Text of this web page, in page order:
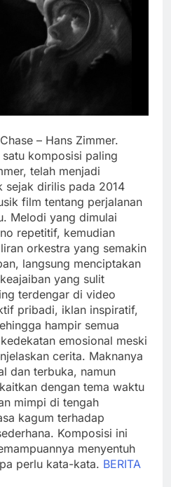
– Hans Zimmer.
komposisi paling
telah menjadi
sejak dirilis pada 2014
film tentang perjalanan
Melodi yang dimulai
repetitif, kemudian
orkestra yang semakin
langsung menciptakan
yang sulit
terdengar di video
pribadi, iklan inspiratif,
hampir semua
emosional meski
cerita. Maknanya
dan terbuka, namun
dengan tema waktu
mimpi di tengah
kagum terhadap
Komposisi ini
menyentuh
perlu kata-kata. BERITA